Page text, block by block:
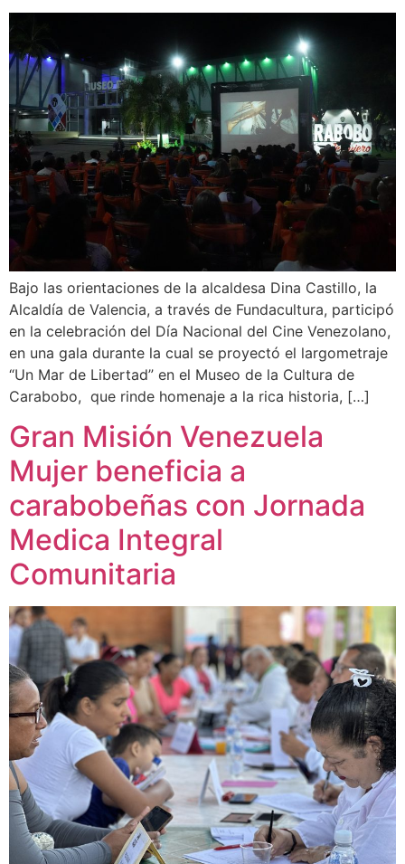
Bajo las orientaciones de la alcaldesa Dina Castillo, la
Alcaldía de Valencia, a través de Fundacultura, participó
en la celebración del Día Nacional del Cine Venezolano,
en una gala durante la cual se proyectó el largometraje
“Un Mar de Libertad” en el Museo de la Cultura de
Carabobo, que rinde homenaje a la rica historia, […]
Gran Misión Venezuela
Mujer beneficia a
carabobeñas con Jornada
Medica Integral
Comunitaria